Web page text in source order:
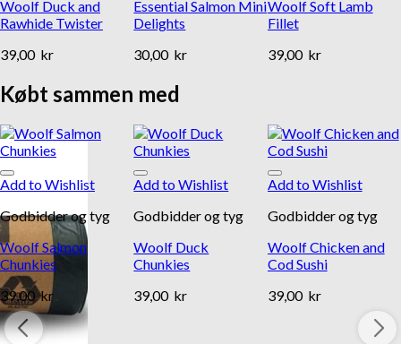
Woolf Duck and
Rawhide Twister
39,00 kr
Essential Salmon Mini
Delights
30,00 kr
Woolf Soft Lamb
Fillet
39,00 kr
Købt sammen med
Add to Wishlist
Godbidder og tyg
Woolf Salmon
Chunkies
39,00kr
Add to Wishlist
Godbidder og tyg
Woolf Duck
Chunkies
39,00 kr
Add to Wishlist
Godbidder og tyg
Woolf Chicken and
Cod Sushi
39,00 kr